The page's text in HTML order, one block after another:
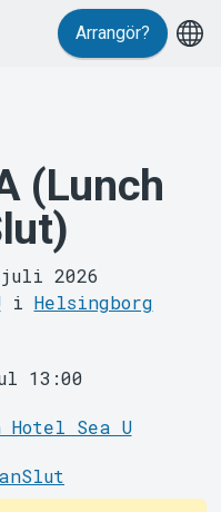
Arrangör?
(Lunch
juli 2026
i Helsingborg
13:00
Sea U